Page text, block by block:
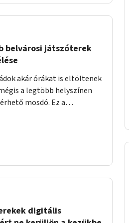
8950 Ft teljesen mindegy
a közlekedésben
megéreznénk.
belvárosi játszóterek
akár órákat is eltöltenek
a legtöbb helyszínen
mosdó. Ez a
de fogadjon el
digitális